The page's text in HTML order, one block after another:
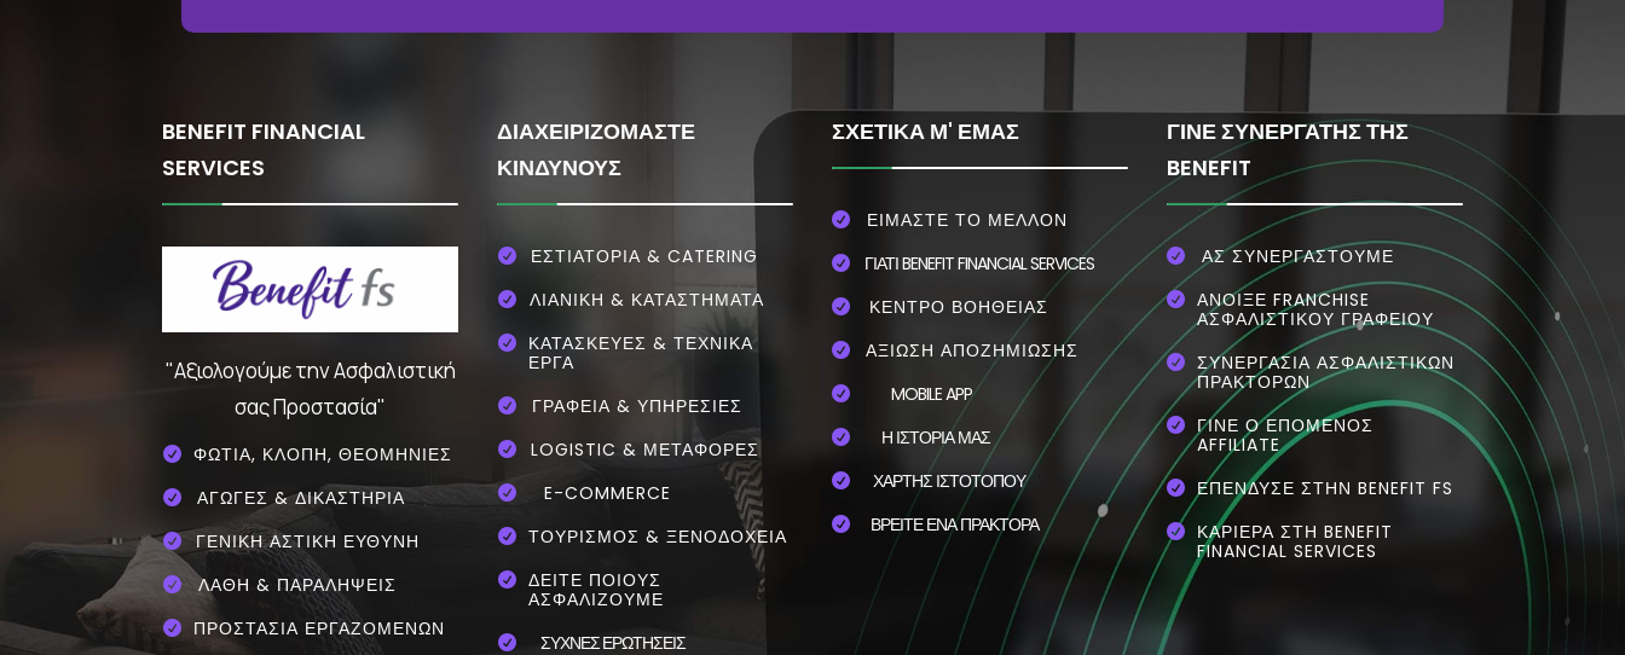
BENEFIT FINANCIAL
SERVICES
"Αξιολογούμε την Ασφαλιστική
σας Προστασία"
 ΦΩΤΙΑ, ΚΛΟΠΗ, ΘΕΟΜΗΝΙΕΣ
 ΑΓΩΓΕΣ & ΔΙΚΑΣΤΗΡΙΑ
 ΓΕΝΙΚΗ ΑΣΤΙΚΗ ΕΥΘΥΝΗ
 ΛΑΘΗ & ΠΑΡΑΛΗΨΕΙΣ
 ΠΡΟΣΤΑΣΙΑ ΕΡΓΑΖΟΜΕΝΩΝ
ΔΙΑΧΕΙΡΙΖΟΜΑΣΤΕ
ΚΙΝΔΥΝΟΥΣ
 ΕΣΤΙΑΤΌΡΙΑ & CATERING
 ΛΙΑΝΙΚΗ & ΚΑΤΑΣΤΗΜΑΤΑ

ΚΑΤΑΣΚΕΥΕΣ & ΤΕΧΝΙΚΑ
ΕΡΓΑ
 ΓΡΑΦΕΙΑ & ΥΠΗΡΕΣΙΕΣ
 LOGISTIC & ΜΕΤΑΦΟΡΕΣ
 E-COMMERCE
 ΤΟΥΡΙΣΜΟΣ & ΞΕΝΟΔΟΧΕΙΑ

ΔΕΙΤΕ ΠΟΙΟΥΣ
ΑΣΦΑΛΙΖΟΥΜΕ
 ΣΥΧΝΕΣ ΕΡΩΤΗΣΕΙΣ
ΣΧΕΤΙΚΑ Μ' ΕΜΑΣ
 ΕΙΜΑΣΤΕ ΤΟ ΜΕΛΛΟΝ
 ΓΙΑΤΙ BENEFIT FINANCIAL SERVICES
 ΚΕΝΤΡΟ ΒΟΗΘΕΙΑΣ
 ΑΞΙΩΣΗ ΑΠΟΖΗΜΙΩΣΗΣ
 MOBILE APP
 Η ΙΣΤΟΡΙΑ ΜΑΣ
 ΧΑΡΤΗΣ ΙΣΤΟΤΟΠΟΥ
 ΒΡΕΙΤΕ ΕΝΑ ΠΡΑΚΤΟΡΑ
ΓΙΝΕ ΣΥΝΕΡΓΑΤΗΣ ΤΗΣ
BENEFIT
 ΑΣ ΣΥΝΕΡΓΑΣΤΟΥΜΕ

ΆΝΟΙΞΕ FRANCHISE
ΑΣΦΑΛΙΣΤΙΚΟΎ ΓΡΑΦΕΊΟΥ

ΣΥΝΕΡΓΑΣΊΑ ΑΣΦΑΛΙΣΤΙΚΏΝ
ΠΡΑΚΤΌΡΩΝ

ΓΊΝΕ Ο ΕΠΌΜΕΝΟΣ
AFFILIATE
 ΕΠΈΝΔΥΣΕ ΣΤΗΝ BENEFIT FS

ΚΑΡΙΕΡΑ ΣΤΗ BENEFIT
FINANCIAL SERVICES